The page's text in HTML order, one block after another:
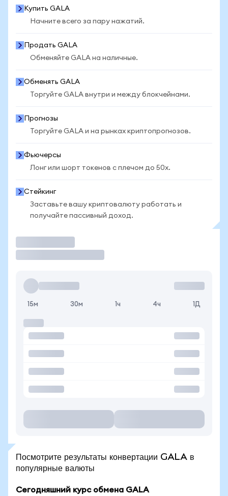
Купить GALA
Начните всего за пару нажатий.
Продать GALA
Обменяйте GALA на наличные.
Обменять GALA
Торгуйте GALA внутри и между блокчейнами.
Прогнозы
Торгуйте GALA и на рынках криптопрогнозов.
Фьючерсы
Лонг или шорт токенов с плечом до 50x.
Стейкинг
Заставьте вашу криптовалюту работать и
получайте пассивный доход.
15м 30м 1ч 4ч 1Д
Посмотрите результаты конвертации GALA в
популярные валюты
Сегодняшний курс обмена GALA